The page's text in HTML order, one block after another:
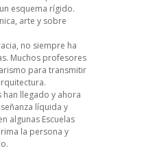
esquema rígido.
arte y sobre
no siempre ha
Muchos profesores
para transmitir
han llegado y ahora
líquida y
algunas Escuelas
la persona y